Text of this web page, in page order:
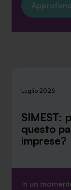
Luglio 2026
SIMEST:
questo
imprese?
In un